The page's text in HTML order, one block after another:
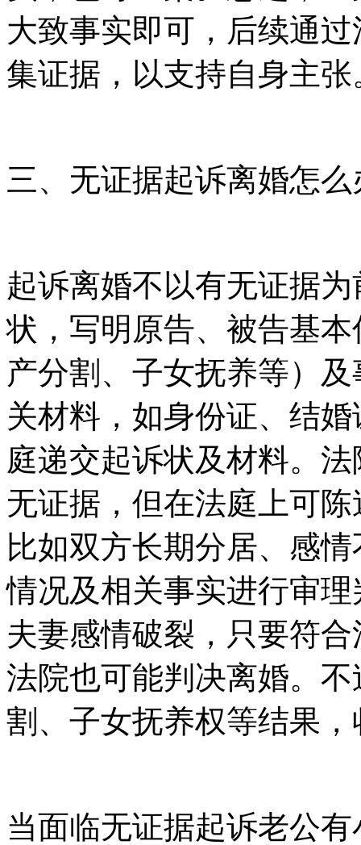
大致事实即可，后续通
集证据，以支持自身主张
三、无证据起诉离婚怎么
起诉离婚不以有无证据
状，写明原告、被告基
产分割、子女抚养等）
关材料，如身份证、结
庭递交起诉状及材料。
无证据，但在法庭上可
比如双方长期分居、感
情况及相关事实进行审
夫妻感情破裂，只要符
法院也可能判决离婚。
割、子女抚养权等结果
当面临无证据起诉老公